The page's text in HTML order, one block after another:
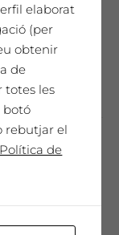
per
elaborat
(per
obtenir
de
totes les
botó
rebutjar el
Política de